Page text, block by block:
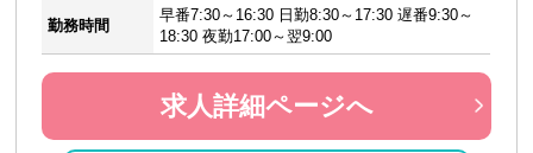
勤務時間
早番7:30～16:30 日勤8:30～17:30 遅番9:30～
18:30 夜勤17:00～翌9:00
求人詳細ページへ